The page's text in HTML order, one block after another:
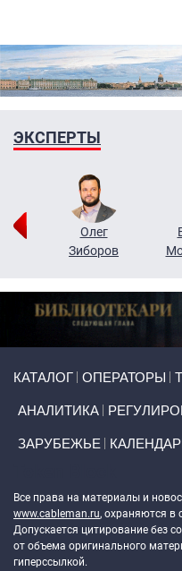
ЭКСПЕРТЫ
Олег
Зиборов
КАТАЛОГ ОПЕРАТОРЫ
АНАЛИТИКА
ЗАРУБЕЖЬЕ
Все права на материалы и
www.cableman.ru, охраняются в
Допускается цитирование без
от объема оригинального
гиперссылкой.